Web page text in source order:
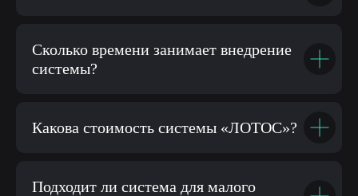
Сколько времени занимает внедрение
системы?
Какова стоимость системы «ЛОТОС»?
Подходит ли система для малого